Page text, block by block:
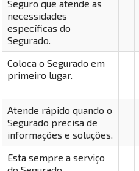
Seguro que atende as
necessidades
específicas do
Segurado.
Coloca o Segurado em
primeiro lugar.
Atende rápido quando o
Segurado precisa de
informações e soluções.
Esta sempre a serviço